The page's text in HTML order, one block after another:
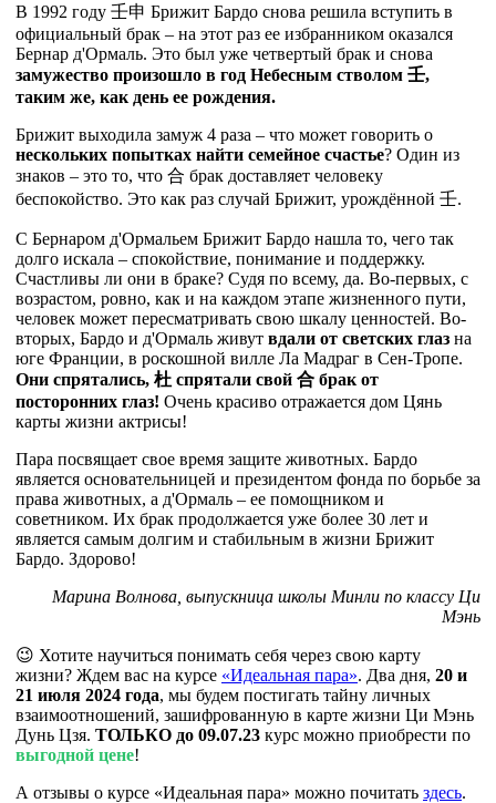
В 1992 году 壬申 Брижит Бардо снова решила вступить в
официальный брак – на этот раз ее избранником оказался
Бернар д'Ормаль. Это был уже четвертый брак и снова
замужество произошло в год Небесным стволом 壬,
таким же, как день ее рождения.
Брижит выходила замуж 4 раза – что может говорить о
нескольких попытках найти семейное счастье? Один из
знаков – это то, что 合 брак доставляет человеку
беспокойство. Это как раз случай Брижит, урождённой 壬.
С Бернаром д'Ормальем Брижит Бардо нашла то, чего так
долго искала – спокойствие, понимание и поддержку.
Счастливы ли они в браке? Судя по всему, да. Во-первых, с
возрастом, ровно, как и на каждом этапе жизненного пути,
человек может пересматривать свою шкалу ценностей. Во-
вторых, Бардо и д'Ормаль живут вдали от светских глаз на
юге Франции, в роскошной вилле Ла Мадраг в Сен-Тропе.
Они спрятались, 杜 спрятали свой 合 брак от
посторонних глаз! Очень красиво отражается дом Цянь
карты жизни актрисы!
Пара посвящает свое время защите животных. Бардо
является основательницей и президентом фонда по борьбе за
права животных, а д'Ормаль – ее помощником и
советником. Их брак продолжается уже более 30 лет и
является самым долгим и стабильным в жизни Брижит
Бардо. Здорово!
Марина Волнова, выпускница школы Минли по классу Ци
Мэнь
😉 Хотите научиться понимать себя через свою карту
жизни? Ждем вас на курсе «Идеальная пара». Два дня, 20 и
21 июля 2024 года, мы будем постигать тайну личных
взаимоотношений, зашифрованную в карте жизни Ци Мэнь
Дунь Цзя. ТОЛЬКО до 09.07.23 курс можно приобрести по
выгодной цене!
А отзывы о курсе «Идеальная пара» можно почитать здесь.